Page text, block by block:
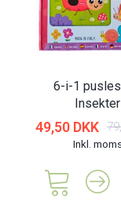
6-i-1
Insekter
49,50 DKK
Inkl.